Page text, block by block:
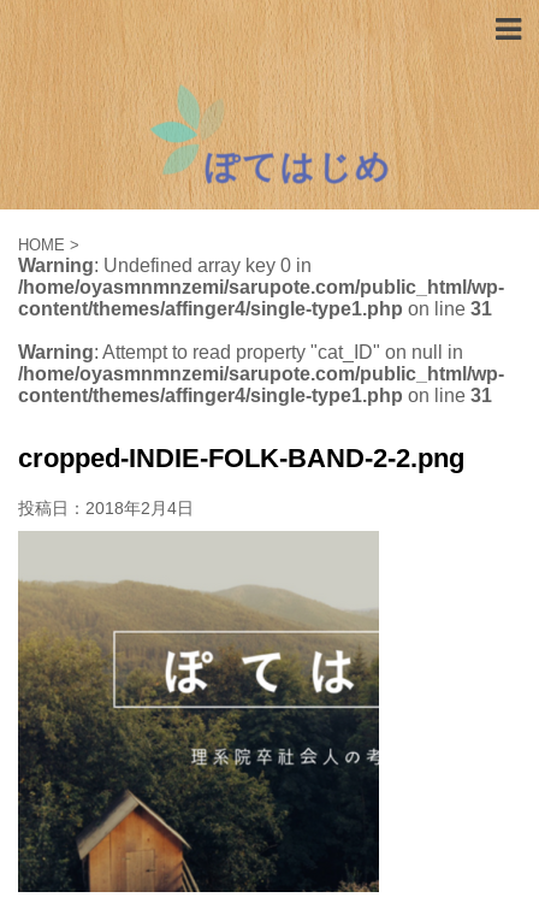
HOME >
Warning: Undefined array key 0 in
/home/oyasmnmnzemi/sarupote.com/public_html/wp-
content/themes/affinger4/single-type1.php on line 31
Warning: Attempt to read property "cat_ID" on null in
/home/oyasmnmnzemi/sarupote.com/public_html/wp-
content/themes/affinger4/single-type1.php on line 31
cropped-INDIE-FOLK-BAND-2-2.png
投稿日： 2018年2月4日